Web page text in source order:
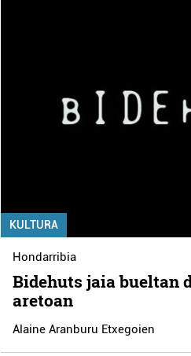
KULTURA
Hondarribia
Bidehuts jaia bueltan
aretoan
Alaine Aranburu Etxegoien